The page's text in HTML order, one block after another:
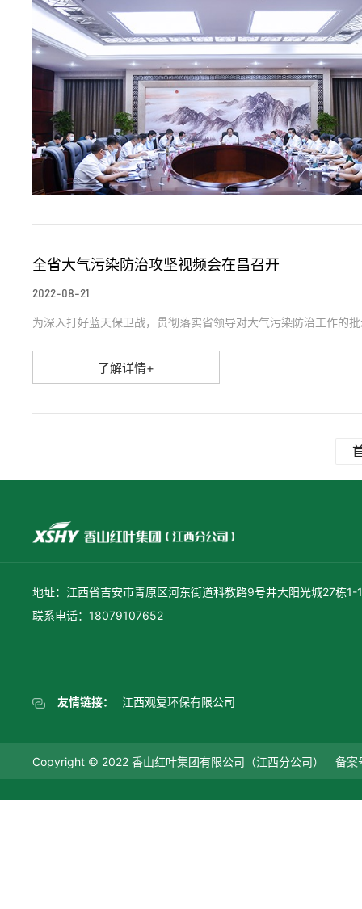
全省大气污染防治攻坚视频会在昌召开
2022-08-21
为深入打好蓝天保卫战，贯彻落实省领导对大气污染防治工作的
了解详情+
地址：江西省吉安市青原区河东街道科教路9号井大阳光城27栋1-
联系电话：18079107652
友情链接： 江西观复环保有限公司
Copyright © 2022 香山红叶集团有限公司（江西分公司） 备案